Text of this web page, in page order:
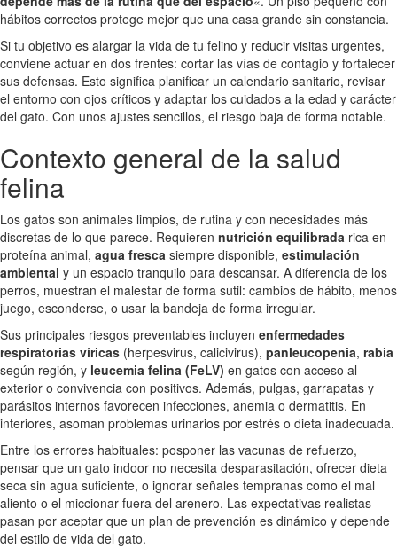
hábitos correctos protege mejor que una casa grande sin constancia.
Si tu objetivo es alargar la vida de tu felino y reducir visitas urgentes,
conviene actuar en dos frentes: cortar las vías de contagio y fortalecer
sus defensas. Esto significa planificar un calendario sanitario, revisar
el entorno con ojos críticos y adaptar los cuidados a la edad y carácter
del gato. Con unos ajustes sencillos, el riesgo baja de forma notable.
Contexto general de la salud
felina
Los gatos son animales limpios, de rutina y con necesidades más
discretas de lo que parece. Requieren nutrición equilibrada rica en
proteína animal, agua fresca siempre disponible, estimulación
ambiental y un espacio tranquilo para descansar. A diferencia de los
perros, muestran el malestar de forma sutil: cambios de hábito, menos
juego, esconderse, o usar la bandeja de forma irregular.
Sus principales riesgos preventables incluyen enfermedades
respiratorias víricas (herpesvirus, calicivirus), panleucopenia, rabia
según región, y leucemia felina (FeLV) en gatos con acceso al
exterior o convivencia con positivos. Además, pulgas, garrapatas y
parásitos internos favorecen infecciones, anemia o dermatitis. En
interiores, asoman problemas urinarios por estrés o dieta inadecuada.
Entre los errores habituales: posponer las vacunas de refuerzo,
pensar que un gato indoor no necesita desparasitación, ofrecer dieta
seca sin agua suficiente, o ignorar señales tempranas como el mal
aliento o el miccionar fuera del arenero. Las expectativas realistas
pasan por aceptar que un plan de prevención es dinámico y depende
del estilo de vida del gato.